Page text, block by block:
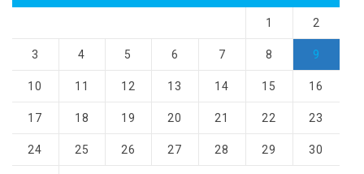
1 2
3 4 5 6 7 8 9
10 11 12 13 14 15 16
17 18 19 20 21 22 23
24 25 26 27 28 29 30